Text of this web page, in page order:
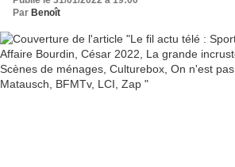
Matausch, BFMTv, LCI, Zap
Par Benoît